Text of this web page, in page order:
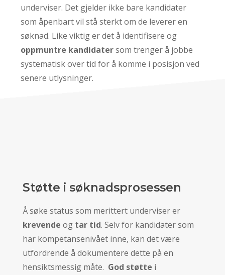
underviser. Det gjelder ikke bare kandidater
som åpenbart vil stå sterkt om de leverer en
søknad. Like viktig er det å identifisere og
oppmuntre kandidatersom trenger å jobbe
systematisk over tid for å komme i posisjon ved
senere utlysninger.
Støtte i søknadsprosessen
Å søke status som merittert underviser er
krevende og tar tid. Selv for kandidater som
har kompetansenivået inne, kan det være
utfordrende å dokumentere dette på en
hensiktsmessig måte. God støtte i